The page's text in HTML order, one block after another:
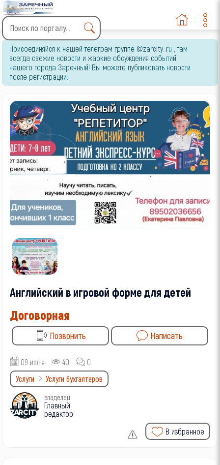
Type 2 or more characters
for results.
Присоединяйся к нашей телеграм группе @zarcity_ru , там
всегда свежие новости и жаркие обсуждения событий
нашего города Заречный! Вы можете публиковать новости
после регистрации.
Английский в игровой форме для детей
Договорная
Позвонить Написать
09 июня 40
0
Услуги
Услуги бухгалтеров
владелец
Главный
редактор
В избранное